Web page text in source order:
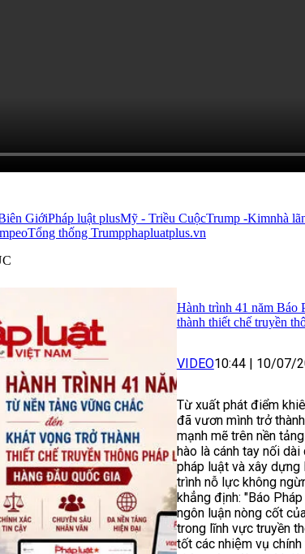
GiớiPháp luật plusMỹ - Triều CuộcTrump -Kimnhà
Tổng thống Trumpphapluatplus.vn
Hành trình 41 năm Báo
thành thiết chế truyền
VIDEO10:44 10/07/
Từ xuất phát điểm
đã vươn mình trở
mạnh mẽ trên nền
hào là cánh tay nối
pháp luật và xây dựng
trình nỗ lực không
khẳng định: "Báo
ngôn luận nòng cốt
trong lĩnh vực truyền
tốt các nhiệm vụ